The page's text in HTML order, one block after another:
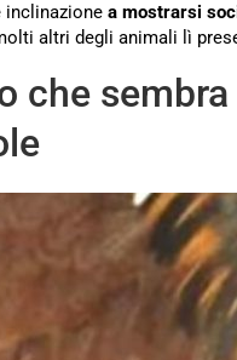
inclinazione a mostrarsi
altri degli animali lì
che